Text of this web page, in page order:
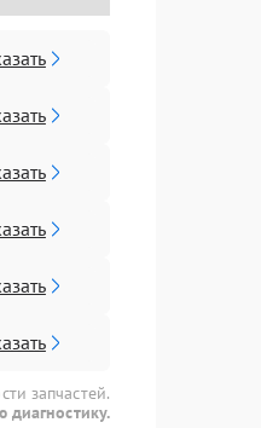
запчастей.
диагностику.